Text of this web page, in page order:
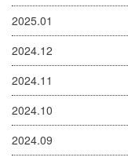
2025.01
2024.12
2024.11
2024.10
2024.09